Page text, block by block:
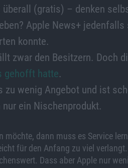
(gratis) – denken
Apple News+
konnte.
zwar den Besitzern. Doch
gehofft hatte.
zu wenig Angebot und ist
ein Nischenprodukt.
möchte, dann muss es Service
für den Anfang zu viel
Dass aber Apple nur